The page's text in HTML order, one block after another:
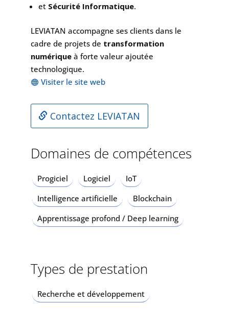
et Sécurité Informatique.
LEVIATAN accompagne ses clients dans le
cadre de projets de transformation
numériqueà forte valeur ajoutée
technologique.
Visiter le site web
Contactez LEVIATAN
Domaines de compétences
Progiciel Logiciel
IoT
Intelligence artificielle
Blockchain
Apprentissage profond / Deep learning
Types de prestation
Recherche et développement